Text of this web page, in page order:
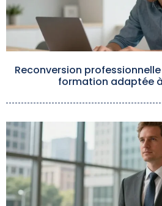
Reconversion
formation adaptée